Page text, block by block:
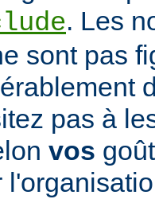
. Les
sont pas
pas à
vos